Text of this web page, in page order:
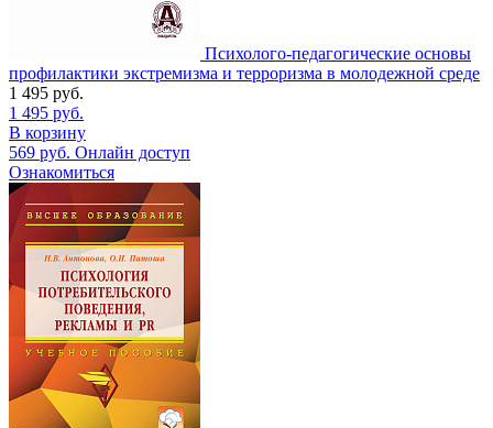
Психолого-педагогические основы
профилактики экстремизма и терроризма в молодежной среде
1 495 руб.
1 495 руб.
В корзину
569 руб. Онлайн доступ
Ознакомиться